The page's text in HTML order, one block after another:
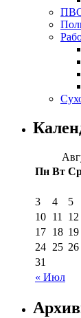
Пн Вт
« Июл
3
4 5
10 11 12
17 18 19
24 25 26
31